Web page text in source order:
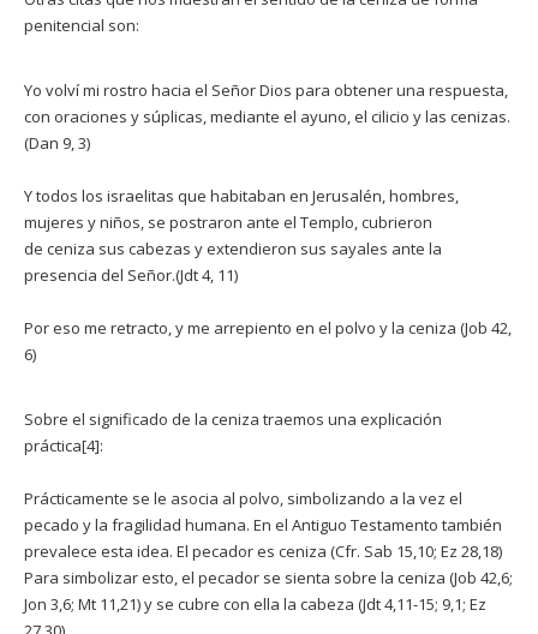
penitencial son:
Yo volví mi rostro hacia el Señor Dios para obtener una respuesta,
con oraciones y súplicas, mediante el ayuno, el cilicio y las cenizas.
(Dan 9, 3)
Y todos los israelitas que habitaban en Jerusalén, hombres,
mujeres y niños, se postraron ante el Templo, cubrieron
de ceniza sus cabezas y extendieron sus sayales ante la
presencia del Señor.(Jdt 4, 11)
Por eso me retracto, y me arrepiento en el polvo y la ceniza (Job 42,
6)
Sobre el significado de la ceniza traemos una explicación
práctica[4]:
Prácticamente se le asocia al polvo, simbolizando a la vez el
pecado y la fragilidad humana. En el Antiguo Testamento también
prevalece esta idea. El pecador es ceniza (Cfr. Sab 15,10; Ez 28,18)
Para simbolizar esto, el pecador se sienta sobre la ceniza (Job 42,6;
Jon 3,6; Mt 11,21) y se cubre con ella la cabeza (Jdt 4,11-15; 9,1; Ez